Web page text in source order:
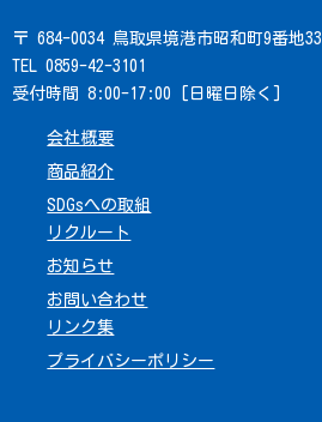
〒 684-0034 鳥取県境港市昭和町9番地33
TEL 0859-42-3101
受付時間 8:00-17:00 [日曜日除く]
会社概要
商品紹介
SDGsへの取組
リクルート
お知らせ
お問い合わせ
リンク集
プライバシーポリシー